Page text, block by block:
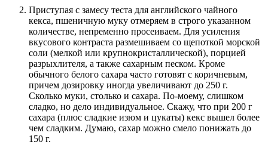
Приступая с замесу теста для английского чайного
кекса, пшеничную муку отмеряем в строго указанном
количестве, непременно просеиваем. Для усиления
вкусового контраста размешиваем со щепоткой морской
соли (мелкой или крупнокристаллической), порцией
разрыхлителя, а также сахарным песком. Кроме
обычного белого сахара часто готовят с коричневым,
причем дозировку иногда увеличивают до 250 г.
Сколько муки, столько и сахара. По-моему, слишком
сладко, но дело индивидуальное. Скажу, что при 200 г
сахара (плюс сладкие изюм и цукаты) кекс вышел более
чем сладким. Думаю, сахар можно смело понижать до
150 г.